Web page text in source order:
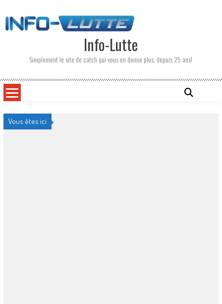
to
content
Info-Lutte
Simplement le site de catch qui vous en donne plus, depuis 25 ans!
Vous êtes ici